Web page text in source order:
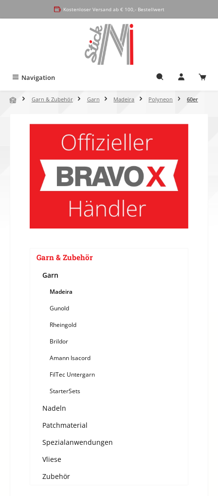
Kostenloser Versand ab € 100,- Bestellwert
Navigation
Garn & Zubehör Garn Madeira Polyneon 60er
Garn & Zubehör
Garn
Madeira
Gunold
Rheingold
Brildor
Amann Isacord
FilTec Untergarn
StarterSets
Nadeln
Patchmaterial
Spezialanwendungen
Vliese
Zubehör